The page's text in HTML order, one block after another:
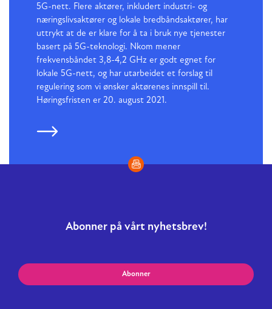
5G-nett. Flere aktører, inkludert industri- og
næringslivsaktører og lokale bredbåndsaktører, har
uttrykt at de er klare for å ta i bruk nye tjenester
basert på 5G-teknologi. Nkom mener
frekvensbåndet 3,8-4,2 GHz er godt egnet for
lokale 5G-nett, og har utarbeidet et forslag til
regulering som vi ønsker aktørenes innspill til.
Høringsfristen er 20. august 2021.
Abonner på vårt nyhetsbrev!
Abonner